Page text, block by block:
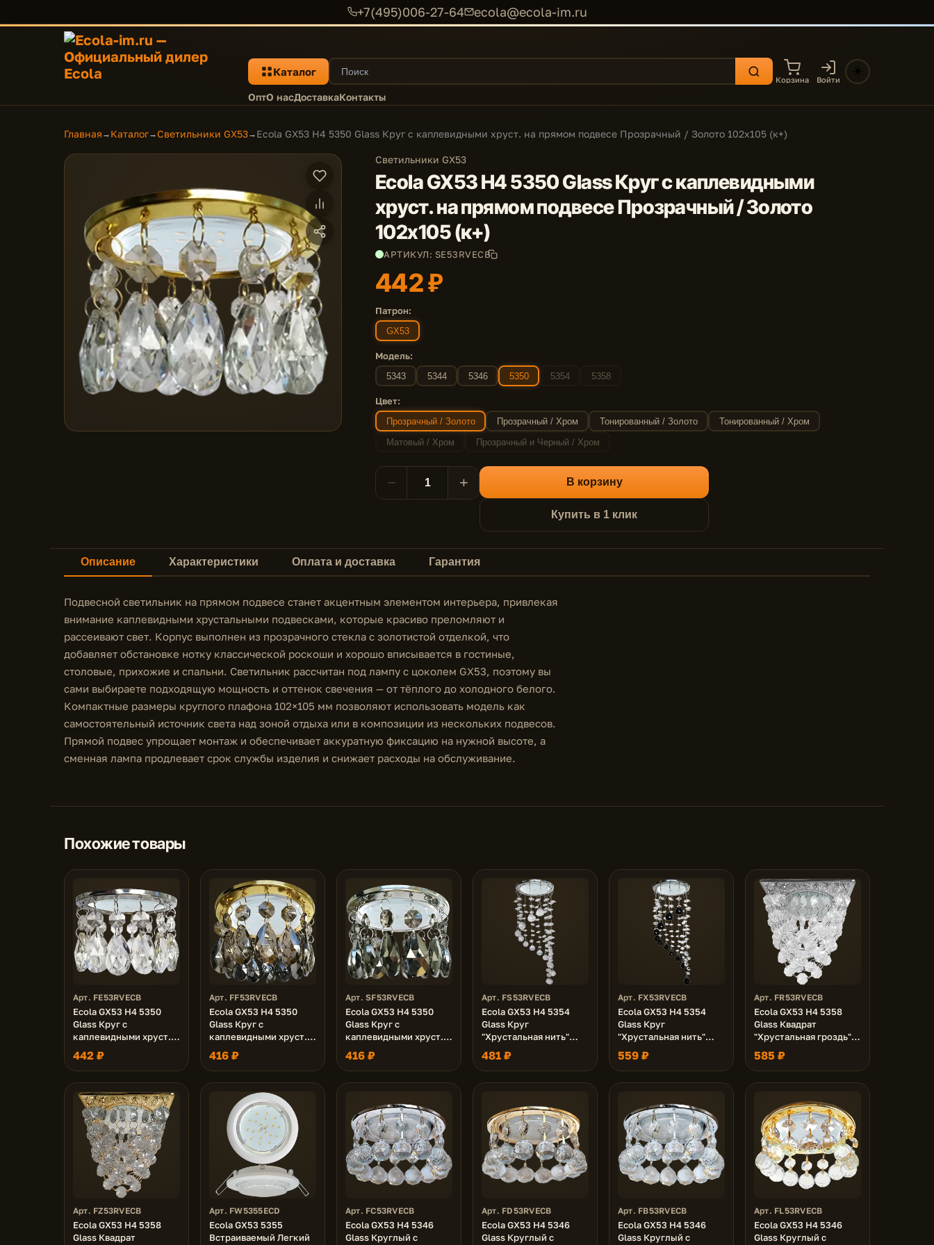
+7(495)006-27-64 ecola@ecola-im.ru
Каталог
Корзина Войти
ОптО насДоставкаКонтакты
Главная → Каталог→Светильники GX53→ Ecola GX53 H4 5350 Glass Круг с каплевидными хруст. на прямом подвесе Прозрачный / Золото 102x105 (к+)
Светильники GX53
Ecola GX53 H4 5350 Glass Круг с каплевидными
хруст. на прямом подвесе Прозрачный / Золото
102x105 (к+)
АРТИКУЛ: SE53RVECB
442 ₽
Патрон:
GX53
Модель:
5343 5344 5346 5350 5354 5358
Цвет:
Прозрачный / Золото Прозрачный / Хром Тонированный / Золото
Тонированный / Хром
Матовый / Хром
Прозрачный и Черный / Хром
− + В корзину
Купить в 1 клик
Описание Характеристики Оплата и доставка Гарантия
Подвесной светильник на прямом подвесе станет акцентным элементом интерьера, привлекая
внимание каплевидными хрустальными подвесками, которые красиво преломляют и
рассеивают свет. Корпус выполнен из прозрачного стекла с золотистой отделкой, что
добавляет обстановке нотку классической роскоши и хорошо вписывается в гостиные,
столовые, прихожие и спальни. Светильник рассчитан под лампу с цоколем GX53, поэтому вы
сами выбираете подходящую мощность и оттенок свечения — от тёплого до холодного белого.
Компактные размеры круглого плафона 102×105 мм позволяют использовать модель как
самостоятельный источник света над зоной отдыха или в композиции из нескольких подвесов.
Прямой подвес упрощает монтаж и обеспечивает аккуратную фиксацию на нужной высоте, а
сменная лампа продлевает срок службы изделия и снижает расходы на обслуживание.
Похожие товары
Арт. FE53RVECB
Ecola GX53 H4 5350
Glass Круг с
каплевидными хруст.
на прямом подвесе
Прозрачный / Хром
102x105 (к+)
442 ₽
Арт. FF53RVECB
Ecola GX53 H4 5350
Glass Круг с
каплевидными хруст.
на прямом подвесе
Тонированный / Золото
102x105 (к+)
416 ₽
Арт. SF53RVECB
Ecola GX53 H4 5350
Glass Круг с
каплевидными хруст.
на прямом подвесе
Тонированный / Хром
102x105 (к+)
416 ₽
Арт. FS53RVECB
Ecola GX53 H4 5354
Glass Круг
"Хрустальная нить"
Прозрачный / Хром
330x105 (к+)
481 ₽
Арт. FX53RVECB
Ecola GX53 H4 5354
Glass Круг
"Хрустальная нить"
Прозрачный и Черный
/ Хром 330x105 (к+)
559 ₽
Арт. FR53RVECB
Ecola GX53 H4 5358
Glass Квадрат
"Хрустальная гроздь"
Прозрачный / Хром
150x110x110 (к+)
585 ₽
Арт. FZ53RVECB
Ecola GX53 H4 5358
Glass Квадрат
Арт. FW5355ECD
Ecola GX53 5355
Встраиваемый Легкий
Арт. FC53RVECB
Ecola GX53 H4 5346
Glass Круглый с
Арт. FD53RVECB
Ecola GX53 H4 5346
Glass Круглый с
Арт. FB53RVECB
Ecola GX53 H4 5346
Glass Круглый с
Арт. FL53RVECB
Ecola GX53 H4 5346
Glass Круглый с